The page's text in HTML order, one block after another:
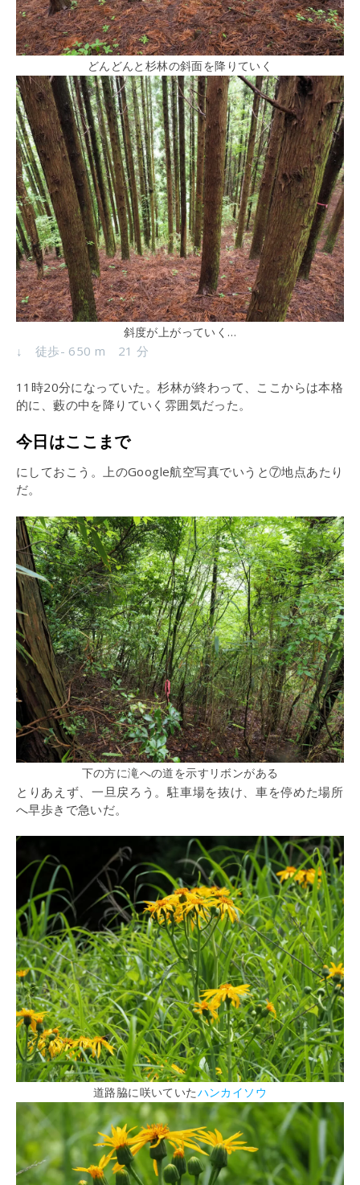
どんどんと杉林の斜面を降りていく
斜度が上がっていく…
↓ 徒歩- 650 m 21 分
11時20分になっていた。杉林が終わって、ここからは本格
的に、藪の中を降りていく雰囲気だった。
今日はここまで
にしておこう。上のGoogle航空写真でいうと⑦地点あたり
だ。
下の方に滝への道を示すリボンがある
とりあえず、一旦戻ろう。駐車場を抜け、車を停めた場所
へ早歩きで急いだ。
道路脇に咲いていたハンカイソウ